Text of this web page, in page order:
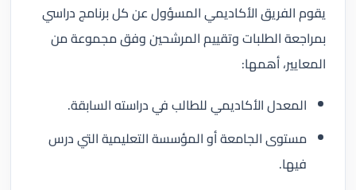
يقوم الفريق الأكاديمي المسؤول عن كل برنامج دراسي
بمراجعة الطلبات وتقييم المرشحين وفق مجموعة من
المعايير، أهمها:
المعدل الأكاديمي للطالب في دراسته السابقة.
مستوى الجامعة أو المؤسسة التعليمية التي درس
فيها.